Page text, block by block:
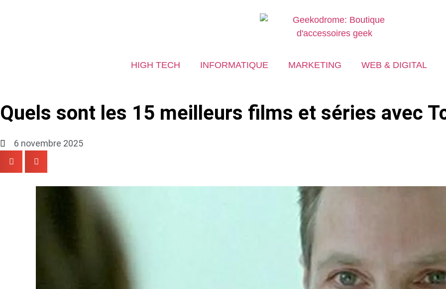
HIGH TECH INFORMATIQUE MARKETING WEB & DIGITAL
Quels sont les 15 meilleurs films et séries avec
6 novembre 2025